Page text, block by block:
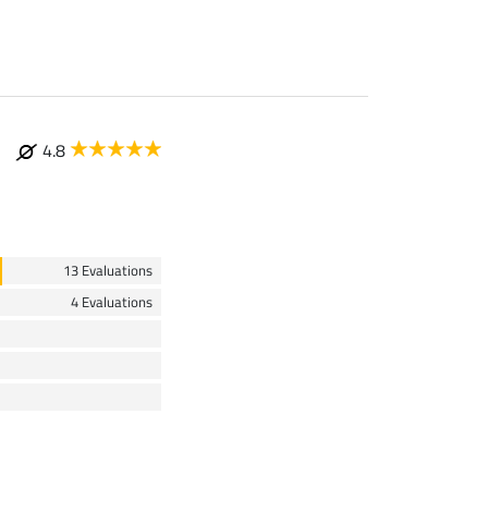
4.8
13 Evaluations
4 Evaluations